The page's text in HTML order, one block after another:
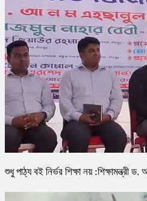
শুধু পাঠ্য বই নির্ভর শিক্ষা নয়